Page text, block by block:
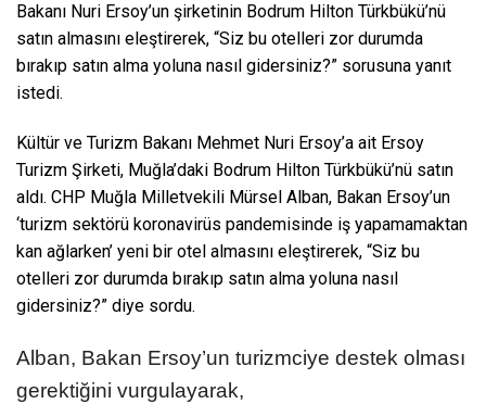
Bakanı Nuri Ersoy’un şirketinin Bodrum Hilton Türkbükü’nü
satın almasını eleştirerek, “Siz bu otelleri zor durumda
bırakıp satın alma yoluna nasıl gidersiniz?” sorusuna yanıt
istedi.
Kültür ve Turizm Bakanı Mehmet Nuri Ersoy’a ait Ersoy
Turizm Şirketi, Muğla’daki Bodrum Hilton Türkbükü’nü satın
aldı. CHP Muğla Milletvekili Mürsel Alban, Bakan Ersoy’un
‘turizm sektörü koronavirüs pandemisinde iş yapamamaktan
kan ağlarken’ yeni bir otel almasını eleştirerek, “Siz bu
otelleri zor durumda bırakıp satın alma yoluna nasıl
gidersiniz?” diye sordu.
Alban, Bakan Ersoy’un turizmciye destek olması
gerektiğini vurgulayarak,